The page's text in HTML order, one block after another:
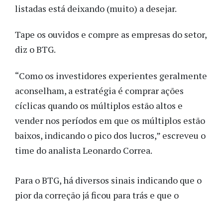
listadas está deixando (muito) a desejar.
Tape os ouvidos e compre as empresas do setor,
diz o BTG.
“Como os investidores experientes geralmente
aconselham, a estratégia é comprar ações
cíclicas quando os múltiplos estão altos e
vender nos períodos em que os múltiplos estão
baixos, indicando o pico dos lucros,” escreveu o
time do analista Leonardo Correa.
Para o BTG, há diversos sinais indicando que o
pior da correção já ficou para trás e que o